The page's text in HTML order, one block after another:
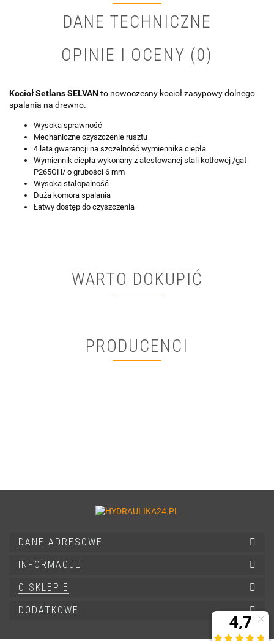
DANE TECHNICZNE
OPINIE I OCENY (0)
Kocioł Setlans SELVAN to nowoczesny kocioł zasypowy dolnego
spalania na drewno.
Wysoka sprawność
Mechaniczne czyszczenie rusztu
4 lata gwarancji na szczelność wymiennika ciepła
Wymiennik ciepła wykonany z atestowanej stali kotłowej /gat
P265GH/ o grubości 6 mm
Wysoka stałopalność
Duża komora spalania
Łatwy dostęp do czyszczenia
WARTO DOKUPIĆ
PRODUCENCI
DANE ADRESOWE
INFORMACJE
O SKLEPIE
DODATKOWE